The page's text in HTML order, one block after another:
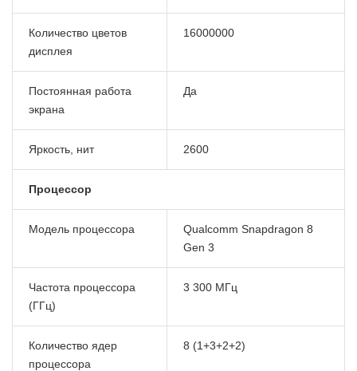
Количество цветов
дисплея
16000000
Постоянная работа
экрана
Да
Яркость, нит 2600
Процессор
Модель процессора
Qualcomm Snapdragon 8
Gen 3
Частота процессора
(ГГц)
3 300 МГц
Количество ядер
процессора
8 (1+3+2+2)